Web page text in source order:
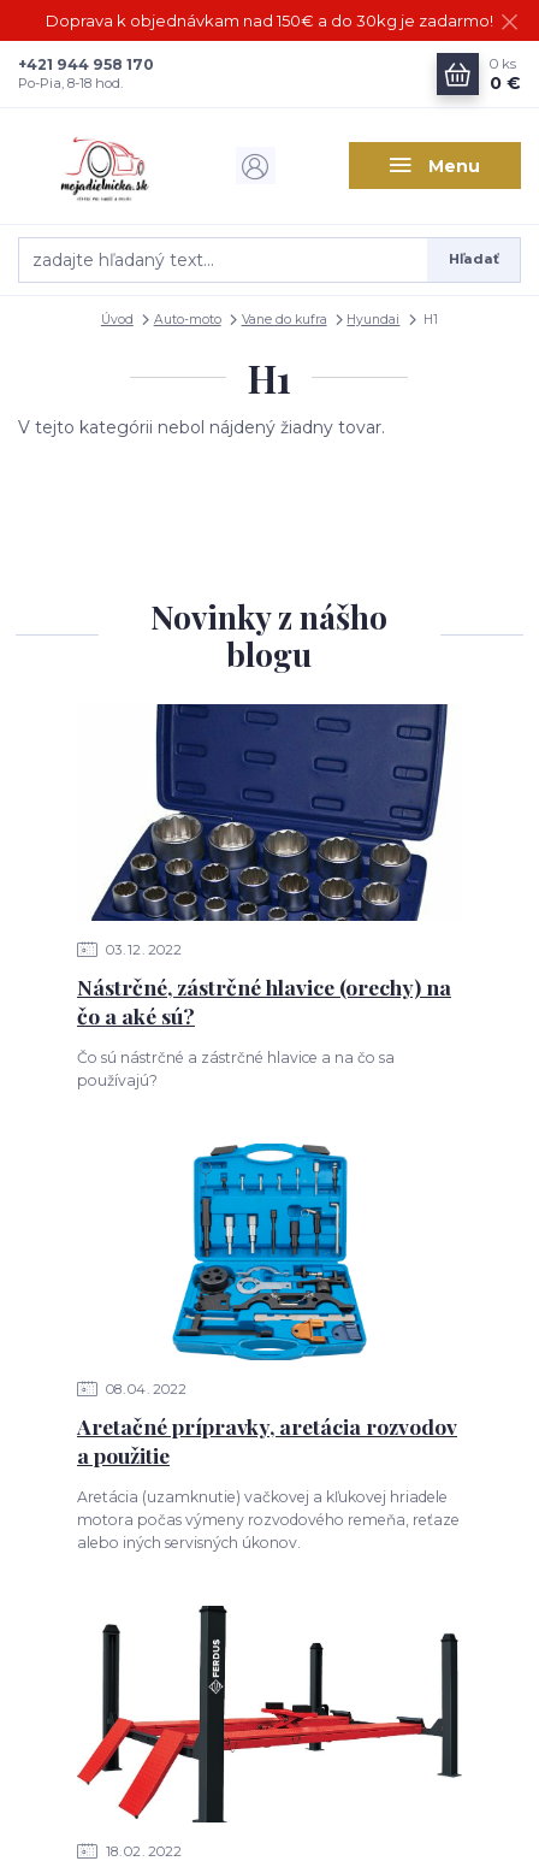
Doprava k objednávkam nad 150€ a do 30kg je zadarmo!
Menu
Hľadať
+421 944 958 170
Po-Pia, 8-18 hod.
0 ks
0 €
Úvod Auto-moto Vane do kufra Hyundai H1
H1
V tejto kategórii nebol nájdený žiadny tovar.
Novinky z nášho
blogu
03 12 2022
Nástrčné, zástrčné hlavice (orechy) na
čo a aké sú?
Čo sú nástrčné a zástrčné hlavice a na čo sa
používajú?
08 04 2022
Aretačné prípravky, aretácia rozvodov
a použitie
Aretácia (uzamknutie) vačkovej a kľukovej hriadele
motora počas výmeny rozvodového remeňa, reťaze
alebo iných servisných úkonov.
18 02 2022